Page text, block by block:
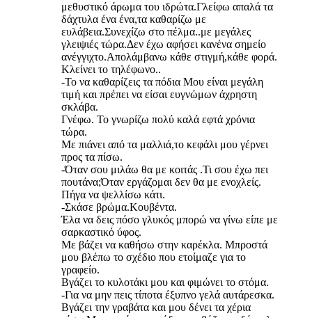
μεθυστικό άρωμα του ιδρώτα.Γλείφω απαλά τα
δάχτυλα ένα ένα,τα καθαρίζω με
ευλάβεια.Συνεχίζω στο πέλμα..με μεγάλες
γλειψιές τώρα.Δεν έχω αφήσει κανένα σημείο
ανέγγιχτο.Απολάμβανω κάθε στιγμή,κάθε φορά.
Κλείνει το τηλέφωνο..
-Το να καθαρίζεις τα πόδια Μου είναι μεγάλη
τιμή και πρέπει να είσαι ευγνώμων άχρηστη
σκλάβα.
Γνέφω. Το γνωρίζω πολύ καλά εφτά χρόνια
τώρα.
Με πιάνει από τα μαλλιά,το κεφάλι μου γέρνει
προς τα πίσω.
-Όταν σου μιλάω θα με κοιτάς .Τι σου έχω πει
πουτάνα;Όταν εργάζομαι δεν θα με ενοχλείς.
Πήγα να ψελλίσω κάτι.
-Σκάσε βρώμα.Κουβέντα.
Έλα να δεις πόσο γλυκός μπορώ να γίνω είπε με
σαρκαστικό ύφος.
Με βάζει να καθήσω στην καρέκλα. Μπροστά
μου βλέπω το σχέδιο που ετοίμαζε για το
γραφείο.
Βγάζει το κυλοτάκι μου και φιμώνει το στόμα.
-Για να μην πεις τίποτα έξυπνο γελά αυτάρεσκα.
Βγάζει την γραβάτα και μου δένει τα χέρια